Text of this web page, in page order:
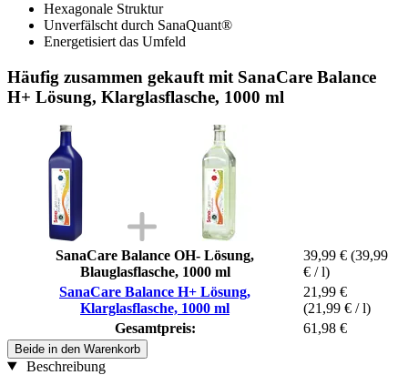
Hexagonale Struktur
Unverfälscht durch SanaQuant®
Energetisiert das Umfeld
Häufig zusammen gekauft mit SanaCare Balance
H+ Lösung, Klarglasflasche, 1000 ml
SanaCare Balance OH- Lösung,
Blauglasflasche, 1000 ml
39,99 € (39,99
€ / l)
SanaCare Balance H+ Lösung,
Klarglasflasche, 1000 ml
21,99 €
(21,99 € / l)
Gesamtpreis:
61,98 €
Beide in den Warenkorb
Beschreibung